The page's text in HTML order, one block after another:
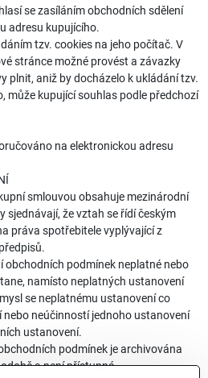
se zasíláním obchodních sdělení
adresu kupujícího.
tzv. cookies na jeho počítač. V
stránce možné provést a závazky
plnit, aniž by docházelo k ukládání tzv.
může kupující souhlas podle předchozí
na elektronickou adresu
smlouvou obsahuje mezinárodní
sjednávají, že vztah se řídí českým
práva spotřebitele vyplývající z
obchodních podmínek neplatné nebo
namísto neplatných ustanovení
se neplatnému ustanovení co
nebo neúčinností jednoho ustanovení
ustanovení.
podmínek je archivována
a není přístupná.